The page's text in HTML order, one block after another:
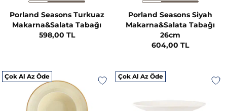
Porland Seasons Turkuaz
Makarna&Salata Tabağı
598,00 TL
Porland Seasons Siyah
Makarna&Salata Tabağı
26cm
604,00 TL
Çok Al Az Öde Çok Al Az Öde